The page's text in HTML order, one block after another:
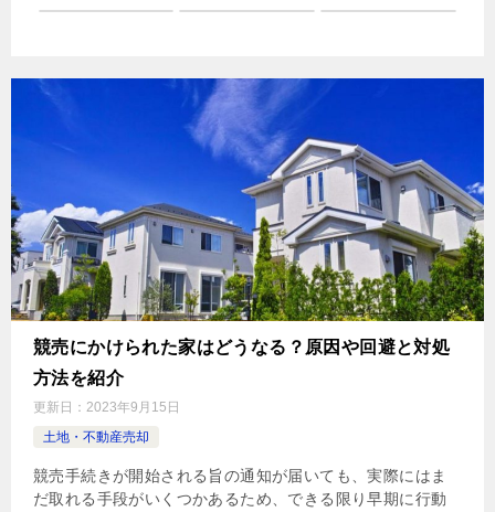
競売にかけられた家はどうなる？原因や回避と対処
方法を紹介
更新日： 2023年9月15日
土地・不動産売却
競売手続きが開始される旨の通知が届いても、実際にはま
だ取れる手段がいくつかあるため、できる限り早期に行動